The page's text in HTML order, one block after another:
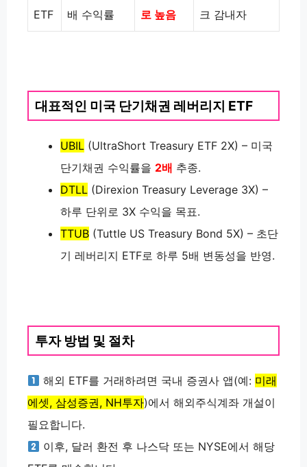
ETF
배 수익률
로 높음
크 감내자
대표적인 미국 단기채권 레버리지 ETF
UBIL (UltraShort Treasury ETF 2X) – 미국
단기채권 수익률을 2배 추종.
DTLL (Direxion Treasury Leverage 3X) –
하루 단위로 3X 수익을 목표.
TTUB (Tuttle US Treasury Bond 5X) – 초단
기 레버리지 ETF로 하루 5배 변동성을 반영.
투자 방법 및 절차
해외 ETF를 거래하려면 국내 증권사 앱(예: 미래
에셋, 삼성증권, NH투자)에서 해외주식계좌 개설이
필요합니다.
이후, 달러 환전 후 나스닥 또는 NYSE에서 해당